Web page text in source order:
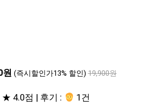
원 (즉시할인가13% 할인) 19,900원
★ 4.0점 | 후기 : 1건